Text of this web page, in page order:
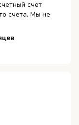
счет
счета. Мы не